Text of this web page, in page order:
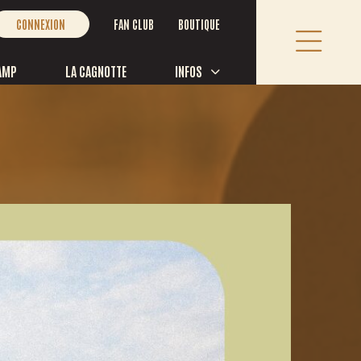
CONNEXION FAN CLUB BOUTIQUE
LA CAGNOTTE INFOS
au vendredi, de 8h30 à 12h et de 13h à 16h30
d'ouverture de la ligne téléphonique:
au vendredi, de 9h à 12h et de 13h à 16h